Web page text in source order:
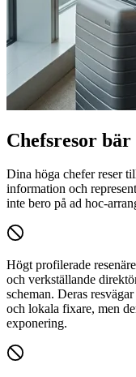
Chefsresor
Dina höga chefer reser
information och
inte bero på ad hoc-
Högt profilerade
och verkställande
scheman. Deras
och lokala fixare, men
exponering.